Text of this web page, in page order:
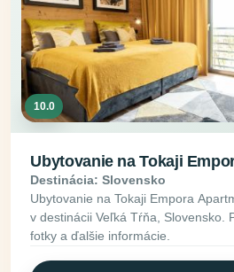
10.0
Ubytovanie na Tokaji
Destinácia: Slovensko
Ubytovanie na Tokaji Empora
v destinácii Veľká Tŕňa, Slovensko.
fotky a ďalšie informácie.